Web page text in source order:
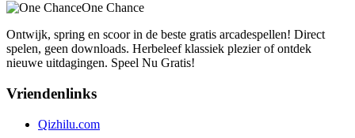
One Chance
Ontwijk, spring en scoor in de beste gratis arcadespellen! Direct
spelen, geen downloads. Herbeleef klassiek plezier of ontdek
nieuwe uitdagingen. Speel Nu Gratis!
Vriendenlinks
Qizhilu.com